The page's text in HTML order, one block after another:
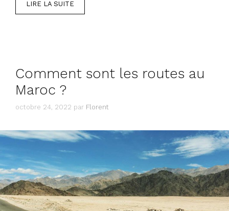
LIRE LA SUITE
Comment sont les routes au
Maroc ?
octobre 24, 2022 par Florent